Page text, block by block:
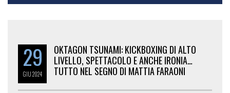
29
GIU2024
OKTAGON TSUNAMI: KICKBOXING DI ALTO
LIVELLO, SPETTACOLO E ANCHE IRONIA…
TUTTO NEL SEGNO DI MATTIA FARAONI